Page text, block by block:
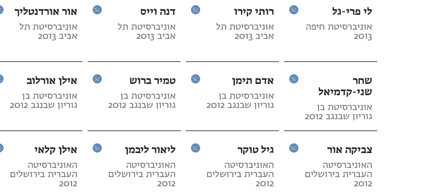
לי פרי-גל
אוניברסיטת חיפה
2013
רותי קירו
אוניברסיטת תל
אביב 2013
דנה וייס
אוניברסיטת תל
אביב 2013
אור אורדנטליך
אוניברסיטת תל
אביב 2013
שחר
שני-קדמיאל
אוניברסיטת בן
גוריון שבנגב 2012
אדם תימן
אוניברסיטת בן
גוריון שבנגב 2012
טמיר ברוש
אוניברסיטת בן
גוריון שבנגב 2012
אילן אורלוב
אוניברסיטת בן
גוריון שבנגב 2012
צביקה אור
האוניברסיטה
העברית בירושלים
2012
גיל טוקר
האוניברסיטה
העברית בירושלים
2012
ליאור ליבמן
האוניברסיטה
העברית בירושלים
2012
אילן קלאי
האוניברסיטה
העברית בירושלים
2012